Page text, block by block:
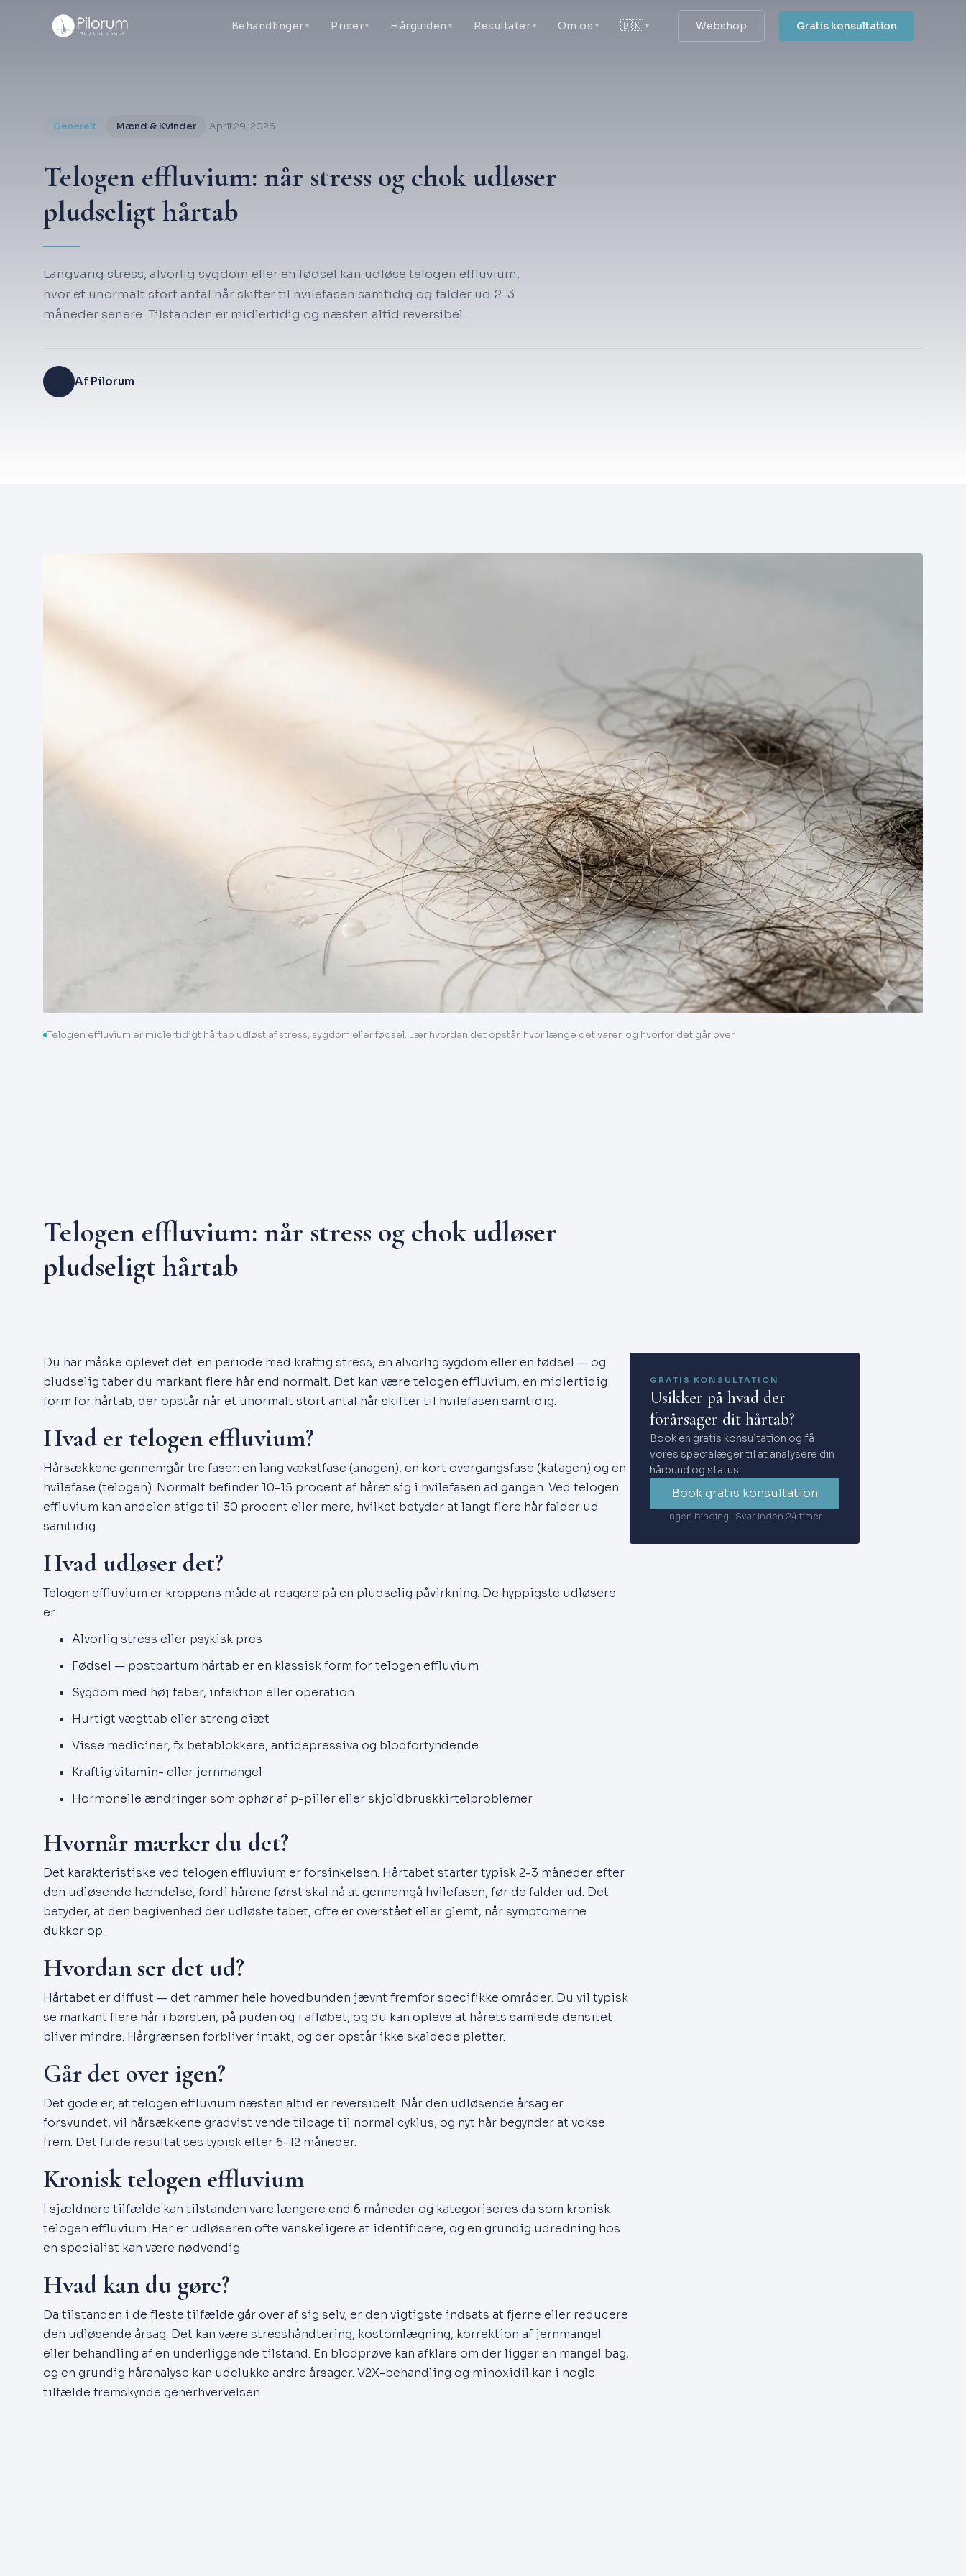
Behandlinger Priser Hårguiden Resultater Om os 🇩🇰 Webshop Gratis konsultation
Generelt Mænd & Kvinder April 29, 2026
Telogen effluvium: når stress og chok udløser
pludseligt hårtab
Langvarig stress, alvorlig sygdom eller en fødsel kan udløse telogen effluvium,
hvor et unormalt stort antal hår skifter til hvilefasen samtidig og falder ud 2-3
måneder senere. Tilstanden er midlertidig og næsten altid reversibel.
Af Pilorum
Telogen effluvium er midlertidigt hårtab udløst af stress, sygdom eller fødsel. Lær hvordan det opstår, hvor længe det varer, og hvorfor det går over.
Telogen effluvium: når stress og chok udløser
pludseligt hårtab
Du har måske oplevet det: en periode med kraftig stress, en alvorlig sygdom eller en fødsel — og
pludselig taber du markant flere hår end normalt. Det kan være telogen effluvium, en midlertidig
form for hårtab, der opstår når et unormalt stort antal hår skifter til hvilefasen samtidig.
Hvad er telogen effluvium?
Hårsækkene gennemgår tre faser: en lang vækstfase (anagen), en kort overgangsfase (katagen) og en
hvilefase (telogen). Normalt befinder 10-15 procent af håret sig i hvilefasen ad gangen. Ved telogen
effluvium kan andelen stige til 30 procent eller mere, hvilket betyder at langt flere hår falder ud
samtidig.
Hvad udløser det?
Telogen effluvium er kroppens måde at reagere på en pludselig påvirkning. De hyppigste udløsere
er:
Alvorlig stress eller psykisk pres
Fødsel — postpartum hårtab er en klassisk form for telogen effluvium
Sygdom med høj feber, infektion eller operation
Hurtigt vægttab eller streng diæt
Visse mediciner, fx betablokkere, antidepressiva og blodfortyndende
Kraftig vitamin- eller jernmangel
Hormonelle ændringer som ophør af p-piller eller skjoldbruskkirtelproblemer
Hvornår mærker du det?
Det karakteristiske ved telogen effluvium er forsinkelsen. Hårtabet starter typisk 2-3 måneder efter
den udløsende hændelse, fordi hårene først skal nå at gennemgå hvilefasen, før de falder ud. Det
betyder, at den begivenhed der udløste tabet, ofte er overstået eller glemt, når symptomerne
dukker op.
Hvordan ser det ud?
Hårtabet er diffust — det rammer hele hovedbunden jævnt fremfor specifikke områder. Du vil typisk
se markant flere hår i børsten, på puden og i afløbet, og du kan opleve at hårets samlede densitet
bliver mindre. Hårgrænsen forbliver intakt, og der opstår ikke skaldede pletter.
Går det over igen?
Det gode er, at telogen effluvium næsten altid er reversibelt. Når den udløsende årsag er
forsvundet, vil hårsækkene gradvist vende tilbage til normal cyklus, og nyt hår begynder at vokse
frem. Det fulde resultat ses typisk efter 6-12 måneder.
Kronisk telogen effluvium
I sjældnere tilfælde kan tilstanden vare længere end 6 måneder og kategoriseres da som kronisk
telogen effluvium. Her er udløseren ofte vanskeligere at identificere, og en grundig udredning hos
en specialist kan være nødvendig.
Hvad kan du gøre?
Da tilstanden i de fleste tilfælde går over af sig selv, er den vigtigste indsats at fjerne eller reducere
den udløsende årsag. Det kan være stresshåndtering, kostomlægning, korrektion af jernmangel
eller behandling af en underliggende tilstand. En blodprøve kan afklare om der ligger en mangel bag,
og en grundig håranalyse kan udelukke andre årsager. V2X-behandling og minoxidil kan i nogle
tilfælde fremskynde generhvervelsen.
GRATIS KONSULTATION
Usikker på hvad der
forårsager dit hårtab?
Book en gratis konsultation og få
vores specialæger til at analysere din
hårbund og status.
Book gratis konsultation
Ingen binding · Svar inden 24 timer